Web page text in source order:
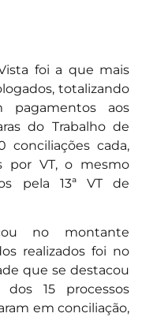
foi a que mais
totalizando
aos
do Trabalho de
conciliações cada,
por VT, o mesmo
pela 13ª VT de
no montante
realizados foi no
que se destacou
15 processos
em conciliação,